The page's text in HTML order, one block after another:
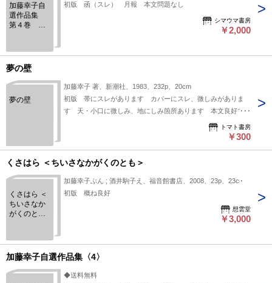
加藤幸子自
選作品集
第４巻 野
初版 函（スレ） 月報 本文問題なし
シマウマ書房
￥2,000
夢の壁
夢の壁
加藤幸子 著、新潮社、1983、232p、20cm
初版 帯にスレがあります カバーにスレ、微しみがありま
す 天・小口に微しみ、地にしみ箇所あります 本文良好です
トマト書房
￥300
くさはら ＜ちいさなかがくのとも＞
くさはら ＜
ちいさなか
がくのとも
加藤幸子ぶん ; 酒井駒子え、福音館書店、2008、23p、23cm
初版 概ね良好
想雲堂
￥3,000
加藤幸子自選作品集〈4〉
◆送料無料